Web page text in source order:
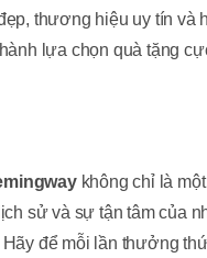
thương hiệu uy tín và
lựa chọn quà tặng
không chỉ là
sử và sự tận tâm của
Hãy để mỗi lần thưởng